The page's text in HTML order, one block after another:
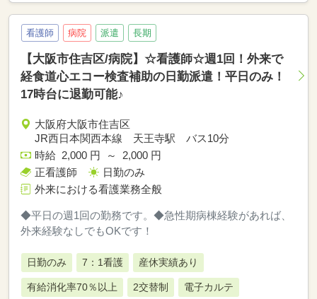
看護師 病院 派遣 長期
【大阪市住吉区/病院】☆看護師☆週1回！外来で
経食道心エコー検査補助の日勤派遣！平日のみ！
17時台に退勤可能♪
大阪府大阪市住吉区
JR西日本関西本線 天王寺駅 バス10分
時給 2,000 円 ～ 2,000 円
正看護師
日勤のみ
外来における看護業務全般
◆平日の週1回の勤務です。◆急性期病棟経験があれば、
外来経験なしでもOKです！
日勤のみ 7：1看護 産休実績あり
有給消化率70％以上 2交替制 電子カルテ